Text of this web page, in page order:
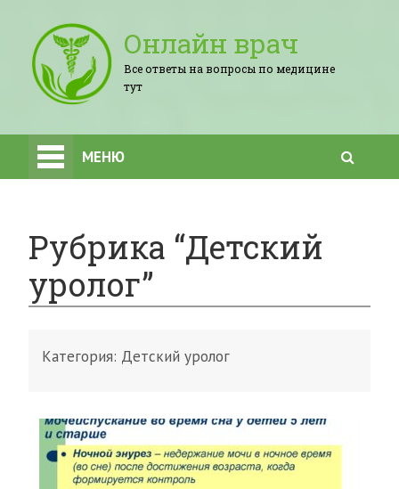
Онлайн врач
Все ответы на вопросы по медицине
тут
МЕНЮ
Рубрика “Детский
уролог”
Категория: Детский уролог